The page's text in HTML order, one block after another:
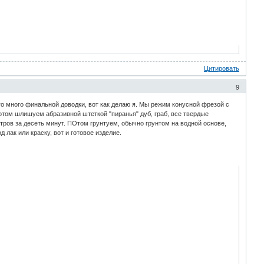
Цитировать
9
много финальной доводки, вот как делаю я. Мы режим конусной фрезой с
шлишуем абразивной штеткой "пиранья" дуб, граб, все твердые
за десеть минут. ПОтом грунтуем, обычно грунтом на водной основе,
или краску, вот и готовое изделие.